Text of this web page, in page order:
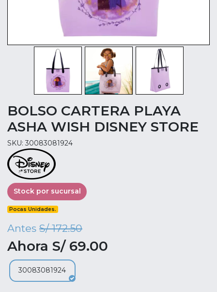
BOLSO CARTERA PLAYA
ASHA WISH DISNEY STORE
SKU: 30083081924
Stock por sucursal
Pocas Unidades.
Antes S/ 172.50
Ahora S/ 69.00
30083081924